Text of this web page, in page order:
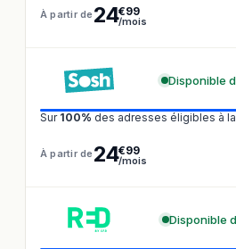
À partir de 24€99
/mois
Disponible
Sur 100% des adresses éligibles à
À partir de 24€99
/mois
Disponible